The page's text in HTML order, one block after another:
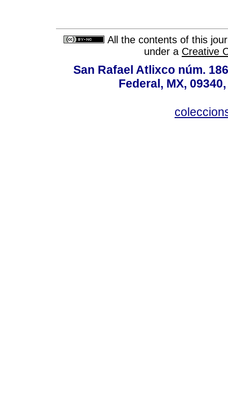
All the contents of this
under a Creative
San Rafael Atlixco núm.
Federal, MX,